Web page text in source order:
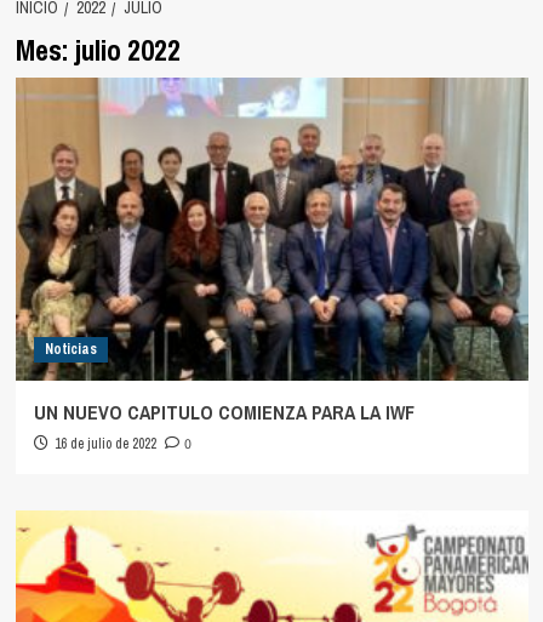
INICIO 2022 JULIO
Mes: julio 2022
Noticias
UN NUEVO CAPITULO COMIENZA PARA LA IWF
16 de julio de 2022 0